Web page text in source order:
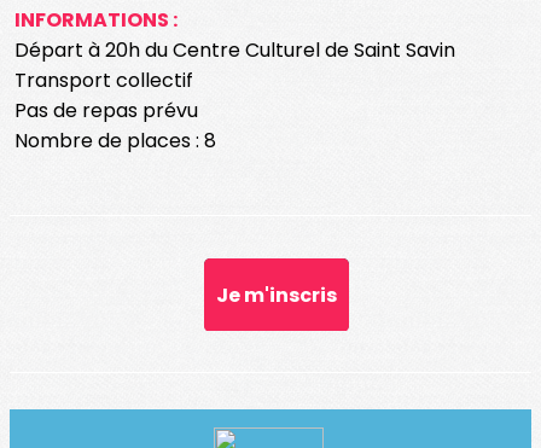
INFORMATIONS :
Départ à 20h du Centre Culturel de Saint Savin
Transport collectif
Pas de repas prévu
Nombre de places : 8
Je m'inscris